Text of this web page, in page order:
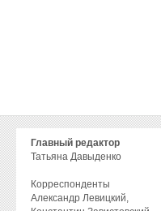
Главный редактор
Татьяна Давыденко
Корреспонденты
Александр Левицкий,